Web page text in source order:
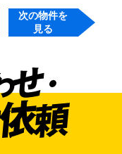
次の物件を
見る